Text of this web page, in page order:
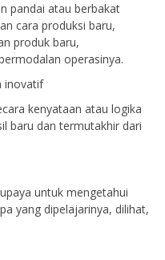
pandai atau berbakat
cara produksi baru,
produk baru,
operasinya.
inovatif
kenyataan atau logika
baru dan termutakhir dari
untuk mengetahui
yang dipelajarinya, dilihat,